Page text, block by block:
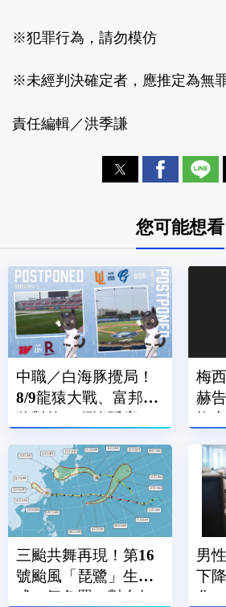
※犯罪行為，請勿模仿
※未經判決確定者，應推定為無
責任編輯／洪季謙
您可能想看
中職／白海豚攪局！
8/9龍猿大戰、富邦悍
將對統一獅皆延賽
梅
赫
旗
三颱共舞再現！第16
號颱風「琵鷺」生
成 氣象署：對台無
男
下
化